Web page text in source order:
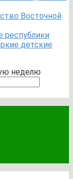
Восточной
республики
детские
неделю